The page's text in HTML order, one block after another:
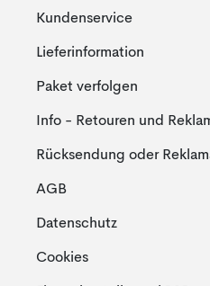
Kundenservice
Lieferinformation
Paket verfolgen
Info - Retouren und
Rücksendung oder
AGB
Datenschutz
Cookies